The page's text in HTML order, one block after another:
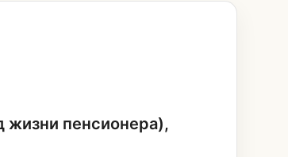
жизни пенсионера),